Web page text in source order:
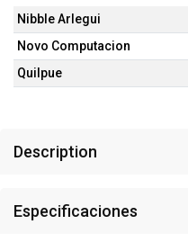
Nibble Arlegui
Novo Computacion
Quilpue
Description
Especificaciones